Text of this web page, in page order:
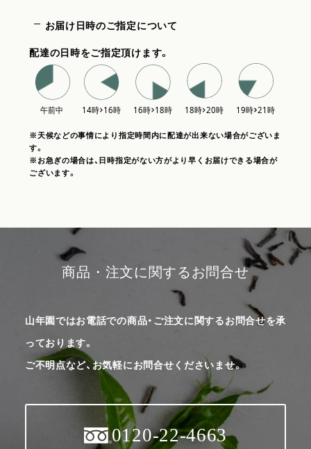
お届け日時のご指定について
配達の日時をご指定頂けます。
※天候などの事情により指定時間内に配達が出来ない場合がございま
す。
※お急ぎの場合は、日時指定がない方がより早くお届けできる場合が
ございます。
商品・注文に関するお問合せ
山年園ではお電話での商品・ご注文に関するお問合せを承
っております。
ご不明点など、お気軽にお問合せくださいませ。
0120-22-4663